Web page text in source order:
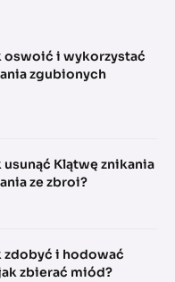
oswoić i wykorzystać
zgubionych
usunąć Klątwę znikania
ze zbroi?
zdobyć i hodować
zbierać miód?